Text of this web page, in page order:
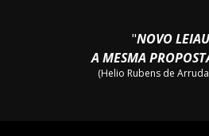
"NOVO
A MESMA
(Helio Rubens de